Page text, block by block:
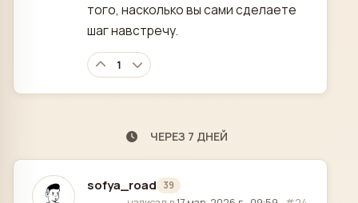
того, насколько вы сами сделаете
шаг навстречу.
1
ЧЕРЕЗ 7 ДНЕЙ
sofya_road 39